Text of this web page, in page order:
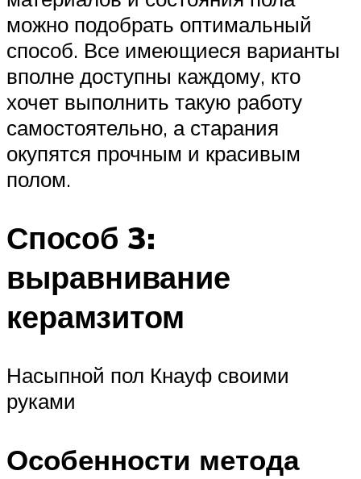
можно подобрать оптимальный
способ. Все имеющиеся варианты
вполне доступны каждому, кто
хочет выполнить такую работу
самостоятельно, а старания
окупятся прочным и красивым
полом.
Способ 3:
выравнивание
керамзитом
Насыпной пол Кнауф своими
руками
Особенности метода